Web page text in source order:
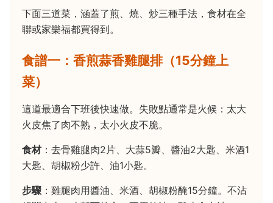
下面三道菜，涵蓋了煎、燒、炒三種手法，食材在全
聯或家樂福都買得到。
食譜一：香煎蒜香雞腿排（15分鐘上
菜）
這道最適合下班後快速做。失敗點通常是火候：太大
火皮焦了肉不熟，太小火皮不脆。
食材：去骨雞腿肉2片、大蒜5瓣、醬油2大匙、米酒1
大匙、胡椒粉少許、油1小匙。
步驟 ：雞腿肉用醬油、米酒、胡椒粉醃15分鐘。不沾